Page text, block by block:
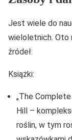
Jest wiele do
wieloletnich. Oto
źródeł:
Książki:
„The
Hill –
roślin, w tym